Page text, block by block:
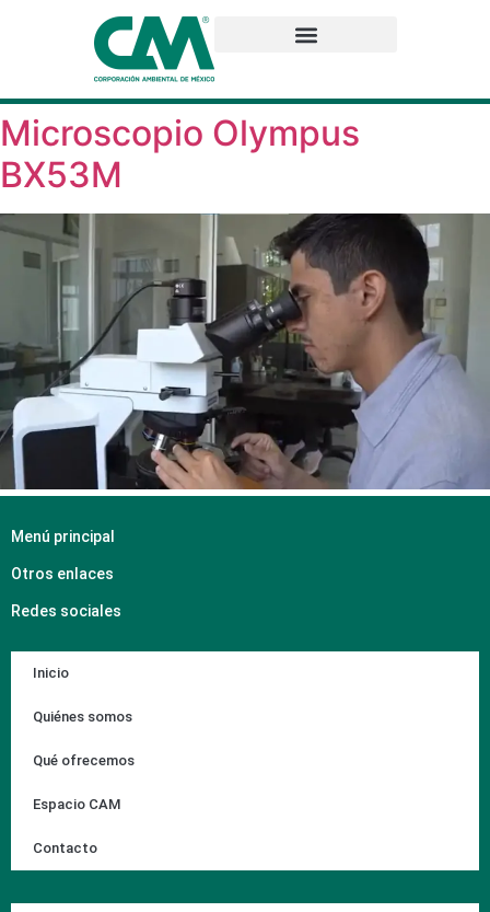
Microscopio Olympus
BX53M
Menú principal
Otros enlaces
Redes sociales
Inicio
Quiénes somos
Qué ofrecemos
Espacio CAM
Contacto